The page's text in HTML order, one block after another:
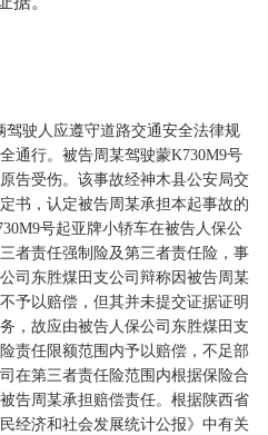
驶人应遵守道路交通安全法律规
通行。被告周某驾驶蒙K730M9号
告受伤。该事故经神木县公安局交
书，认定被告周某承担本起事故的
号起亚牌小轿车在被告人保公
者责任强制险及第三者责任险，事
司东胜煤田支公司辩称因被告周某
予以赔偿，但其并未提交证据证明
，故应由被告人保公司东胜煤田支
责任限额范围内予以赔偿，不足部
在第三者责任险范围内根据保险合
告周某承担赔偿责任。根据陕西省
经济和社会发展统计公报》中有关